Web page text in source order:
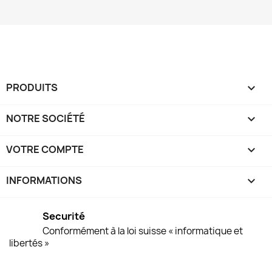
PRODUITS 
NOTRE SOCIÉTÉ 
VOTRE COMPTE 
INFORMATIONS keyboard_arrow_down
Securité
Conformément à la loi suisse « informatique et
libertés »